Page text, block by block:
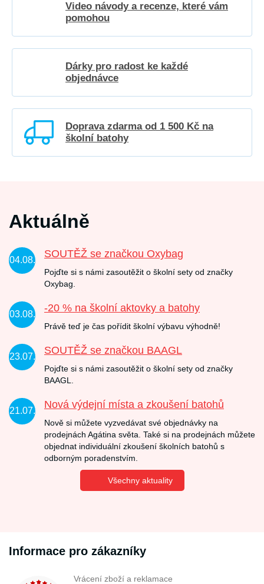
Video návody a recenze, které vám
pomohou
Dárky pro radost ke každé
objednávce
Doprava zdarma od 1 500 Kč na
školní batohy
Aktuálně
04.08.
SOUTĚŽ se značkou Oxybag
Pojďte si s námi zasoutěžit o školní sety od značky
Oxybag.
03.08.
-20 % na školní aktovky a batohy
Právě teď je čas pořídit školní výbavu výhodně!
23.07.
SOUTĚŽ se značkou BAAGL
Pojďte si s námi zasoutěžit o školní sety od značky
BAAGL.
21.07.
Nová výdejní místa a zkoušení batohů
Nově si můžete vyzvedávat své objednávky na
prodejnách Agátina světa. Také si na prodejnách můžete
objednat individuální zkoušení školních batohů s
odborným poradenstvím.
Všechny aktuality
Informace pro zákazníky
Vrácení zboží a reklamace